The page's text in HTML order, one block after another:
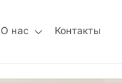
О нас Контакты